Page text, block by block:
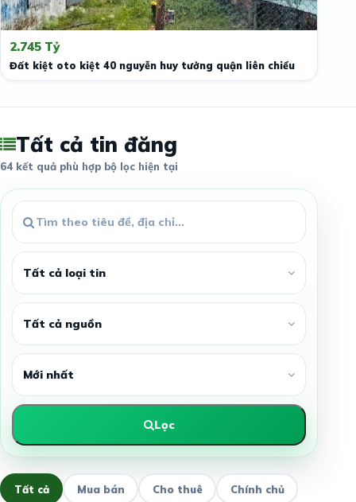
2.745 Tỷ
Đất kiệt oto kiệt 40 nguyễn huy tưởng quận liên chiểu
Tất cả tin đăng
64 kết quả phù hợp bộ lọc hiện tại
Lọc
Tất cả Mua bán Cho thuê Chính chủ